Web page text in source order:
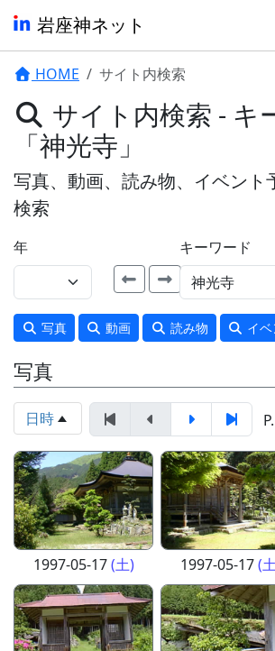
岩座神ネット
HOME サイト内検索
サイト内検索 - キ
「神光寺」
写真、動画、読み物、イベント
検索
年 キーワード
写真 動画 読み物 イベ
写真
日時
1997-05-17(土) 1997-05-17(